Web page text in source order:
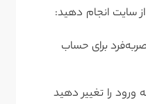
سایت انجام دهید:
برای حساب
را تغییر دهید